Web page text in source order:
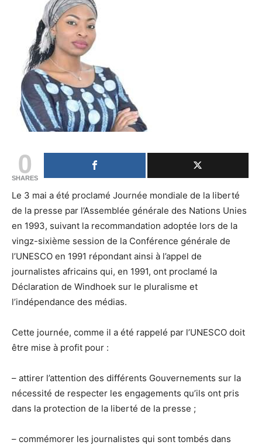
0
SHARES
Le 3 mai a été proclamé Journée mondiale de la liberté
de la presse par l’Assemblée générale des Nations Unies
en 1993, suivant la recommandation adoptée lors de la
vingz-sixième session de la Conférence générale de
l’UNESCO en 1991 répondant ainsi à l’appel de
journalistes africains qui, en 1991, ont proclamé la
Déclaration de Windhoek sur le pluralisme et
l’indépendance des médias.
Cette journée, comme il a été rappelé par l’UNESCO doit
être mise à profit pour :
– attirer l’attention des différents Gouvernements sur la
nécessité de respecter les engagements qu’ils ont pris
dans la protection de la liberté de la presse ;
– commémorer les journalistes qui sont tombés dans